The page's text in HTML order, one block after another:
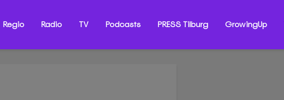
Regio Radio TV Podcasts PRESS Tilburg GrowingUp